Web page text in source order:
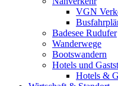
VGN
Badesee Rudufer
Wanderwege
Bootswandern
Hotels und
Hotels &